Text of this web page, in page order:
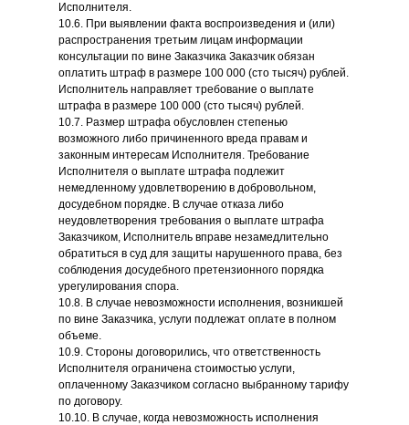
Исполнителя.
10.6. При выявлении факта воспроизведения и (или)
распространения третьим лицам информации
консультации по вине Заказчика Заказчик обязан
оплатить штраф в размере 100 000 (сто тысяч) рублей.
Исполнитель направляет требование о выплате
штрафа в размере 100 000 (сто тысяч) рублей.
10.7. Размер штрафа обусловлен степенью
возможного либо причиненного вреда правам и
законным интересам Исполнителя. Требование
Исполнителя о выплате штрафа подлежит
немедленному удовлетворению в добровольном,
досудебном порядке. В случае отказа либо
неудовлетворения требования о выплате штрафа
Заказчиком, Исполнитель вправе незамедлительно
обратиться в суд для защиты нарушенного права, без
соблюдения досудебного претензионного порядка
урегулирования спора.
10.8. В случае невозможности исполнения, возникшей
по вине Заказчика, услуги подлежат оплате в полном
объеме.
10.9. Стороны договорились, что ответственность
Исполнителя ограничена стоимостью услуги,
оплаченному Заказчиком согласно выбранному тарифу
по договору.
10.10. В случае, когда невозможность исполнения